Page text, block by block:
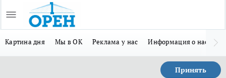
Картина дня Мы в ОК Реклама у нас Информация о нас
Принять